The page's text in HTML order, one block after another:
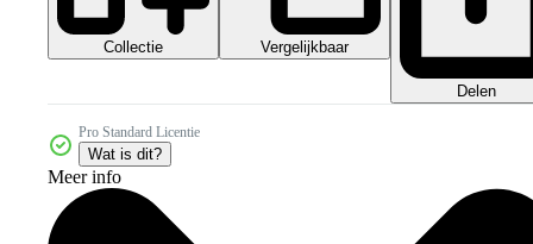
Collectie Vergelijkbaar
Delen
Pro Standard Licentie
Wat is dit?
Meer info